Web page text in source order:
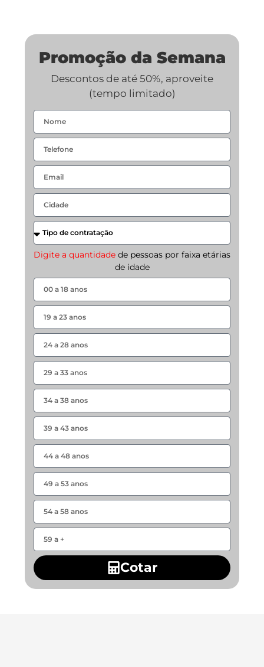
Promoção da Semana
Descontos de até 50%, aproveite
(tempo limitado)
Digite a quantidade de pessoas por faixa etárias
de idade
Cotar